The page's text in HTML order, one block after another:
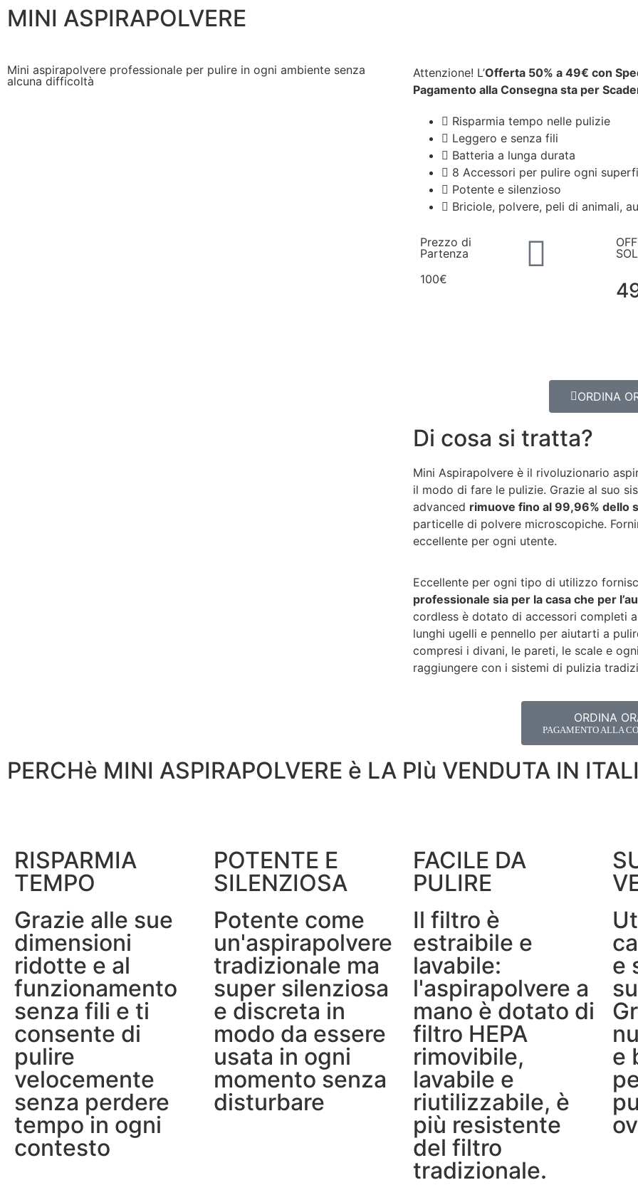
MINI ASPIRAPOLVERE
Mini aspirapolvere professionale per pulire in ogni ambiente senza
alcuna difficoltà
Attenzione! L’Offerta 50% a 49€ con
Pagamento alla Consegna sta per
Risparmia tempo nelle pulizie
Leggero e senza fili
Batteria a lunga durata
8 Accessori per pulire ogni
Potente e silenzioso
Briciole, polvere, peli di animali,
Prezzo di
Partenza
100€
ORDINA
Di cosa si tratta?
Mini Aspirapolvere è il rivoluzionario
il modo di fare le pulizie. Grazie al suo
advanced rimuove fino al 99,96% dello
particelle di polvere microscopiche.
eccellente per ogni utente.
Eccellente per ogni tipo di utilizzo
professionale sia per la casa che per
cordless è dotato di accessori completi
lunghi ugelli e pennello per aiutarti a
compresi i divani, le pareti, le scale e
raggiungere con i sistemi di pulizia
ORDINA
PAGAMENTO ALLA
PERCHè MINI ASPIRAPOLVERE è LA PIù VENDUTA IN
RISPARMIA
TEMPO
Grazie alle sue
dimensioni
ridotte e al
funzionamento
senza fili e ti
consente di
pulire
velocemente
senza perdere
tempo in ogni
contesto
POTENTE E
SILENZIOSA
Potente come
un'aspirapolvere
tradizionale ma
super silenziosa
e discreta in
modo da essere
usata in ogni
momento senza
disturbare
FACILE DA
PULIRE
Il filtro è
estraibile e
lavabile:
l'aspirapolvere a
mano è dotato di
filtro HEPA
rimovibile,
lavabile e
riutilizzabile, è
più resistente
del filtro
tradizionale.
e
e